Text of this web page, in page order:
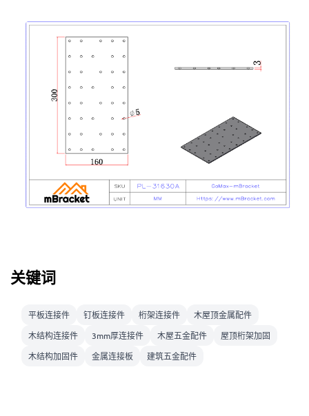
关键词
平板连接件 钉板连接件 桁架连接件
木屋顶金属配件
木结构连接件
3mm厚连接件 木屋五金配件
屋顶桁架加固
木结构加固件
金属连接板 建筑五金配件